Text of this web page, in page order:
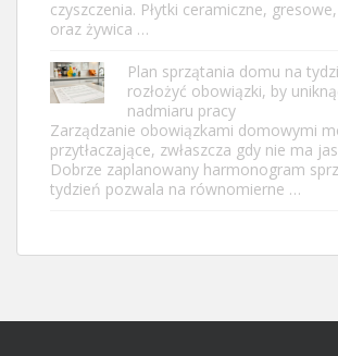
czyszczenia. Płytki ceramiczne,
oraz żywica …
Plan sprzątania domu na
rozłożyć obowiązki, by
nadmiaru pracy
Zarządzanie obowiązkami domowymi
przytłaczające, zwłaszcza gdy nie ma
Dobrze zaplanowany harmonogram
tydzień pozwala na równomierne …